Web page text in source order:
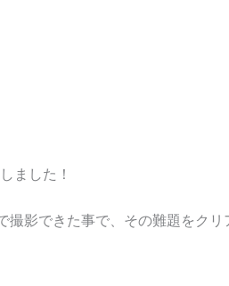
ました！
撮影できた事で、その難題をクリ